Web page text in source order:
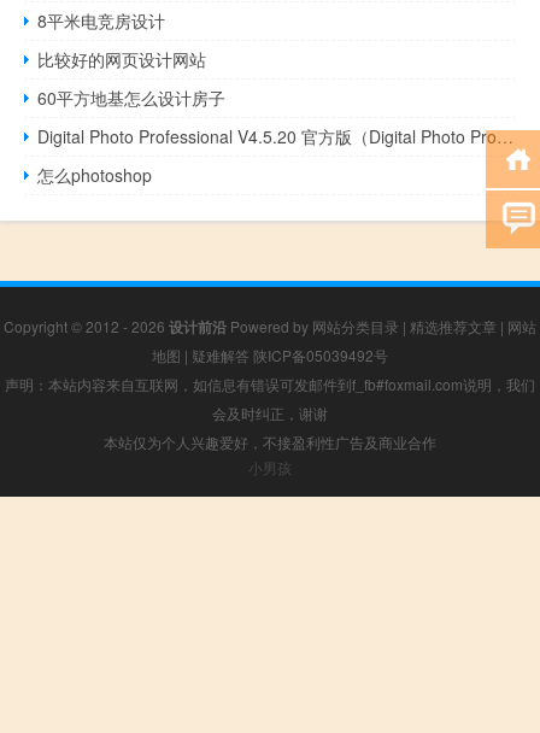
8平米电竞房设计
比较好的网页设计网站
60平方地基怎么设计房子
Digital Photo Professional V4.5.20 官方版（Digital Photo Professional V4.5.20 官方版功能简介）
怎么photoshop
Copyright © 2012 - 2026 设计前沿 Powered by 网站分类目录 | 精选推荐文章 | 网站
地图 | 疑难解答 陕ICP备05039492号
声明：本站内容来自互联网，如信息有错误可发邮件到f_fb#foxmail.com说明，我们
会及时纠正，谢谢
本站仅为个人兴趣爱好，不接盈利性广告及商业合作
小男孩